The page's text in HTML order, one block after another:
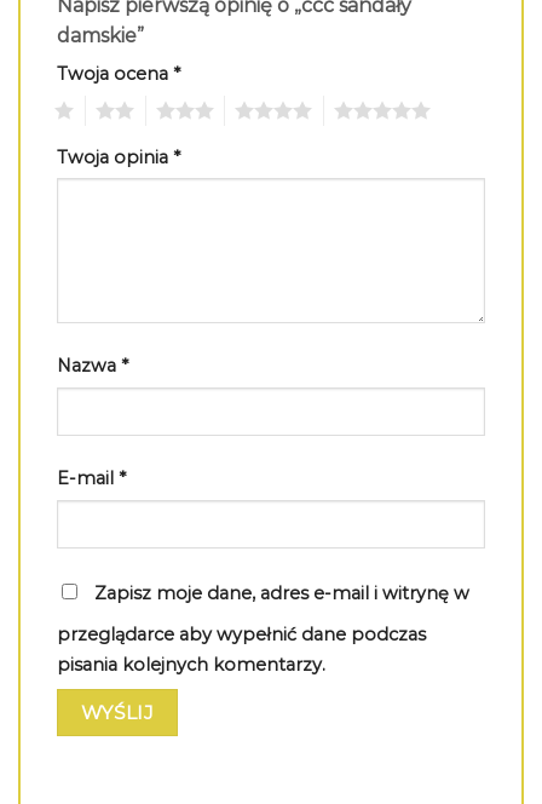
Napisz pierwszą opinię o „ccc sandały
damskie”
Twoja ocena *
Twoja opinia *
Nazwa *
E-mail *
Zapisz moje dane, adres e-mail i witrynę w
przeglądarce aby wypełnić dane podczas
pisania kolejnych komentarzy.